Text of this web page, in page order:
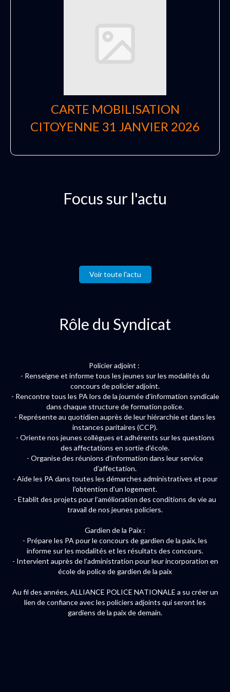
CARTE MOBILISATION
CITOYENNE 31 JANVIER 2026
Focus sur l'actu
Voir toute l'actu
Rôle du Syndicat
Policier adjoint :
- Renseigne et informe tous les jeunes sur les modalités du
concours de policier adjoint.
- Rencontre tous les PA lors de la journée d’information syndicale
dans chaque structure de formation police.
- Représente au quotidien auprès de leur hiérarchie et dans les
instances paritaires (CCP).
- Oriente nos jeunes collègues et adhérents sur les questions
des affectations en sortie d’école.
- Organise des réunions d’information dans leur service
d’affectation.
- Aide les PA dans toutes les démarches administratives et pour
l’obtention d’un logement.
- Etablit des projets pour l’amélioration des conditions de vie au
travail de nos jeunes policiers.
Gardien de la Paix :
- Prépare les PA pour le concours de gardien de la paix, les
informe sur les modalités et les résultats des concours.
- Intervient auprès de l’administration pour leur incorporation en
école de police de gardien de la paix
Au fil des années, ALLIANCE POLICE NATIONALE a su créer un
lien de confiance avec les policiers adjoints qui seront les
gardiens de la paix de demain.